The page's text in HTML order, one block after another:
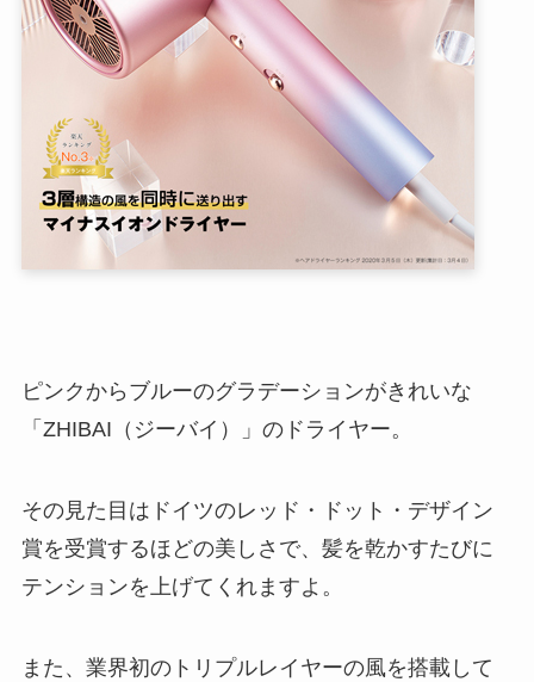
ピンクからブルーのグラデーションがきれいな
「ZHIBAI（ジーバイ）」のドライヤー。
その見た目はドイツのレッド・ドット・デザイン
賞を受賞するほどの美しさで、髪を乾かすたびに
テンションを上げてくれますよ。
また、業界初のトリプルレイヤーの風を搭載して